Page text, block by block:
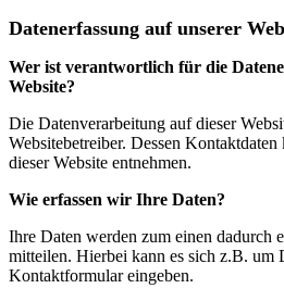
Datenerfassung auf unserer
Wer ist verantwortlich für die
Website?
Die Datenverarbeitung auf dieser
Websitebetreiber. Dessen
dieser Website entnehmen.
Wie erfassen wir Ihre Daten?
Ihre Daten werden zum einen dadurch
mitteilen. Hierbei kann es sich z.B. um
Kontaktformular eingeben.